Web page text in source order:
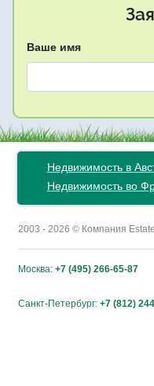
Ваше имя
Недвижимость в
Недвижимость во
2003 - 2026 © Компания
Москва: +7 (495) 266-65-87
Санкт-Петербург: +7 (812)